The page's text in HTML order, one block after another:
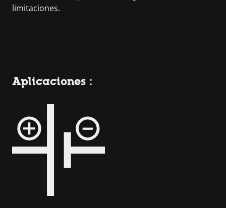
limitaciones.
Aplicaciones :